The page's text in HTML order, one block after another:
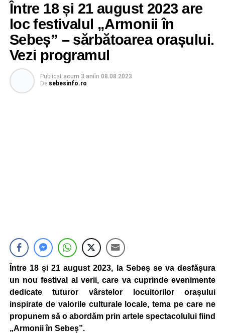
Între 18 și 21 august 2023 are
loc festivalul „Armonii în
Sebeș” – sărbătoarea orașului.
Vezi programul
Publicat acum 3 aniîn 08.08.2023
De sebesinfo.ro
Între 18 și 21 august 2023, la Sebeș se va desfășura
un nou festival al verii, care va cuprinde evenimente
dedicate tuturor vârstelor locuitorilor orașului
inspirate de valorile culturale locale, tema pe care ne
propunem să o abordăm prin artele spectacolului fiind
„Armonii în Sebeș”.